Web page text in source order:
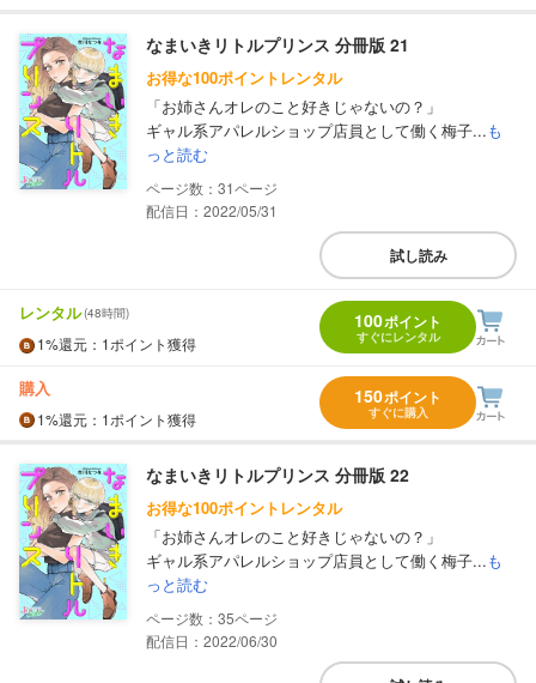
なまいきリトルプリンス 分冊版 21
お得な100ポイントレンタル
「お姉さんオレのこと好きじゃないの？」
ギャル系アパレルショップ店員として働く梅子...も
っと読む
31
配信日：2022/05/31
試し読み
レンタル(48時間)
1%還元 ：1ポイント獲得
100ポイント
すぐにレンタル
購入
1%還元 ：1ポイント獲得
150ポイント
すぐに購入
なまいきリトルプリンス 分冊版 22
お得な100ポイントレンタル
「お姉さんオレのこと好きじゃないの？」
ギャル系アパレルショップ店員として働く梅子...も
っと読む
35
配信日：2022/06/30